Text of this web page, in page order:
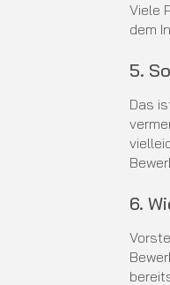
Viele
dem
5.
Das
6.